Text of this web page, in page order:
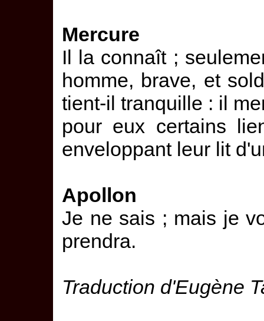
Mercure
Il la connaît ;
homme, brave, et
tient-il tranquille : il
pour eux certains
enveloppant leur lit
Apollon
Je ne sais ; mais je
prendra.
Traduction d'Eugène